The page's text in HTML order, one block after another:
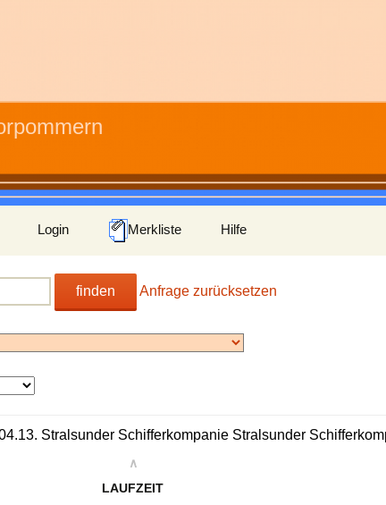
Login Merkliste Hilfe
finden Anfrage zurücksetzen
Stralsunder Schifferkompanie Stralsunder
∧
LAUFZEIT